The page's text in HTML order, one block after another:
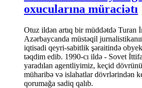
oxucularına müraciətı
Otuz ildən artıq bir müddətdə Turan
Azərbaycanda müstəqil
iqtisadi qeyri-sabitlik şəraitində
təqdim edib. 1990-cı ildə - Sovet
yaradılan agentliyimiz, keçid
müharibə və islahatlar dövrlərindən
qorumağa sadiq qalıb.